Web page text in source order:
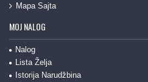
Mapa Sajta
MOJ NALOG
Nalog
Lista Želja
Istorija Narudžbina